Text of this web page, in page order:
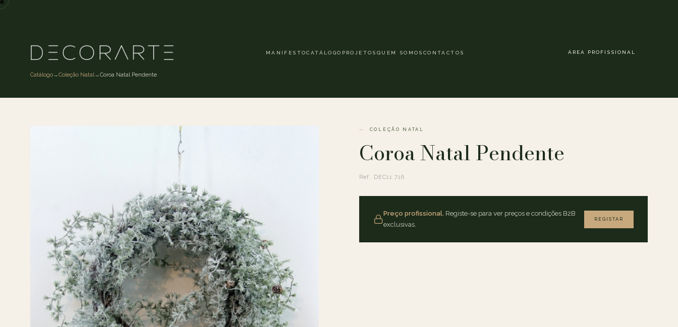
MANIFESTOCATÁLOGO PROJETOS QUEM SOMOS CONTACTOS ÁREA PROFISSIONAL
Catálogo→Coleção Natal→Coroa Natal Pendente
COLEÇÃO NATAL
Coroa Natal Pendente
Ref. DEC11.716
Preço profissional. Registe-se para ver preços e condições B2B
exclusivas.
REGISTAR